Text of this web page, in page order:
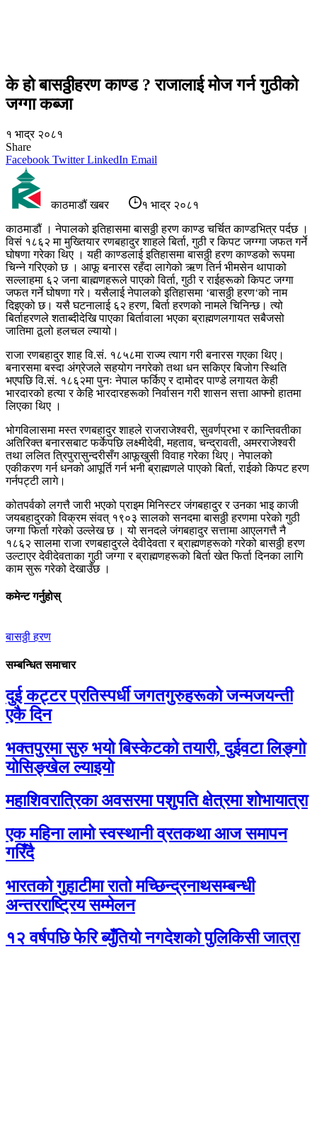
के हो बासठ्ठीहरण काण्ड ? राजालाई मोज गर्न गुठीको
जग्गा कब्जा
१ भाद्र २०८१
Share
Facebook Twitter LinkedIn Email
काठमाडौं खबर
१ भाद्र २०८१
काठमाडौं । नेपालको इतिहासमा बासठ्ठी हरण काण्ड चर्चित काण्डभित्र पर्दछ ।
विसं १८६२ मा मुख्तियार रणबहादुर शाहले बिर्ता, गुठी र किपट जग्ग्गा जफत गर्ने
घोषणा गरेका थिए । यही काण्डलाई इतिहासमा बासठ्ठी हरण काण्डको रूपमा
चिन्ने गरिएको छ । आफू बनारस रहँदा लागेको ऋण तिर्न भीमसेन थापाको
सल्लाहमा ६२ जना बाह्मणहरूले पाएको विर्ता, गुठी र राईहरूको किपट जग्गा
जफत गर्ने घोषणा गरे। यसैलाई नेपालको इतिहासमा ‘बासठ्ठी हरण‘को नाम
दिइएको छ। यसै घटनालाई ६२ हरण, बिर्ता हरणको नामले चिनिन्छ। त्यो
बिर्ताहरणले शताब्दीदेखि पाएका बिर्तावाला भएका ब्राह्मणलगायत सबैजसो
जातिमा ठूलो हलचल ल्यायो।
राजा रणबहादुर शाह वि.सं. १८५८मा राज्य त्याग गरी बनारस गएका थिए।
बनारसमा बस्दा अंग्रेजले सहयोग नगरेको तथा धन सकिएर बिजोग स्थिति
भएपछि वि.सं. १८६२मा पुनः नेपाल फर्किए र दामोदर पाण्डे लगायत केही
भारदारको हत्या र केहि भारदारहरूको निर्वासन गरी शासन सत्ता आफ्नो हातमा
लिएका थिए ।
भोगविलासमा मस्त रणबहादुर शाहले राजराजेश्वरी, सुवर्णप्रभा र कान्तिवतीका
अतिरिक्त बनारसबाट फर्केपछि लक्ष्मीदेवी, महताव, चन्द्रावती, अमरराजेश्वरी
तथा ललित त्रिपुरासुन्दरीसँग आफूखुसी विवाह गरेका थिए। नेपालको
एकीकरण गर्न धनको आपूर्ति गर्न भनी ब्राह्मणले पाएको बिर्ता, राईको किपट हरण
गर्नपट्टी लागे।
कोतपर्वको लगत्तै जारी भएको प्राइम मिनिस्टर जंगबहादुर र उनका भाइ काजी
जयबहादुरको विक्रम संवत् १९०३ सालको सनदमा बासठ्ठी हरणमा परेको गुठी
जग्गा फिर्ता गरेको उल्लेख छ । यो सनदले जंगबहादुर सत्तामा आएलगत्तै नै
१८६२ सालमा राजा रणबहादुरले देवीदेवता र ब्राह्मणहरूको गरेको बासठ्ठी हरण
उल्टाएर देवीदेवताका गुठी जग्गा र ब्राह्मणहरूको बिर्ता खेत फिर्ता दिनका लागि
काम सुरू गरेको देखाउँछ ।
कमेन्ट गर्नुहोस्
बासठ्ठी हरण
सम्बन्धित समाचार
दुई कट्टर प्रतिस्पर्धी जगतगुरुहरूको जन्मजयन्ती
एकै दिन
भक्तपुरमा सुरु भयो बिस्केटको तयारी, दुईवटा लिङ्गो
योसिङ्खेल ल्याइयो
महाशिवरात्रिका अवसरमा पशुपति क्षेत्रमा शोभायात्रा
एक महिना लामो स्वस्थानी व्रतकथा आज समापन
गरिँदै
भारतको गुहाटीमा रातो मच्छिन्द्रनाथसम्बन्धी
अन्तरराष्ट्रिय सम्मेलन
१२ वर्षपछि फेरि ब्युँतियो नगदेशको पुलिकिसी जात्रा